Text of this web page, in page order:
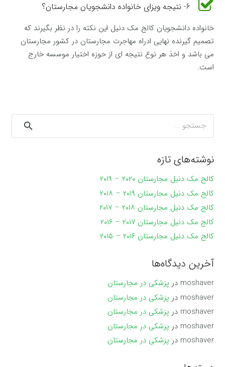
6- نتیجه ویزای خانواده دانشجویان مجارستان؟
خانواده دانشجویان کالج مک دنیل این نکته را در نظر بگیرند که
تصمیم گیرنده نهایی ادراه مهاجرت مجارستان در کشور مجارستان
می باشد و اخذ هر نوع نتیجه ای از حوزه اختیار موسسه خارج
است.
برای:
نوشته‌های تازه
کالج مک دنیل مجارستان ۲۰۲۰ – ۲۰۱۹
کالج مک دنیل مجارستان ۲۰۱۹ – ۲۰۱۸
کالج مک دنیل مجارستان ۲۰۱۸ – ۲۰۱۷
کالج مک دنیل مجارستان ۲۰۱۷ – ۲۰۱۶
کالج مک دنیل مجارستان ۲۰۱۶ – ۲۰۱۵
آخرین دیدگاه‌ها
moshaver در پزشکی در مجارستان
moshaver در پزشکی در مجارستان
moshaver در پزشکی در مجارستان
moshaver در پزشکی در مجارستان
moshaver در پزشکی در مجارستان